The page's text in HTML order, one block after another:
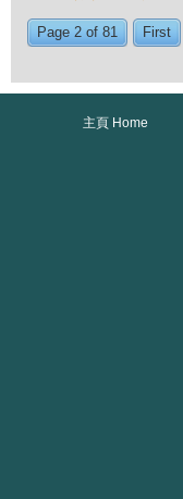
Page 2 of 81 First
主頁 Home